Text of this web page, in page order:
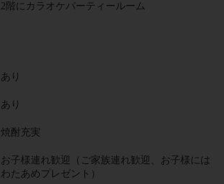
2階にカラオケパーティールーム
あり
あり
焼酎充実
お子様連れ歓迎（ご家族連れ歓迎、お子様には
わたあめプレゼント）